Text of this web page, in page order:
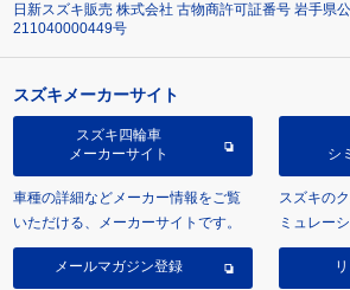
日新スズキ販売 株式会社 古物商許可証番号 岩手県
211040000449号
スズキメーカーサイト
スズキ四輪車
メーカーサイト
車種の詳細などメーカー情報をご覧
いただける、メーカーサイトです。
シ
スズキの
ミュレー
メールマガジン登録